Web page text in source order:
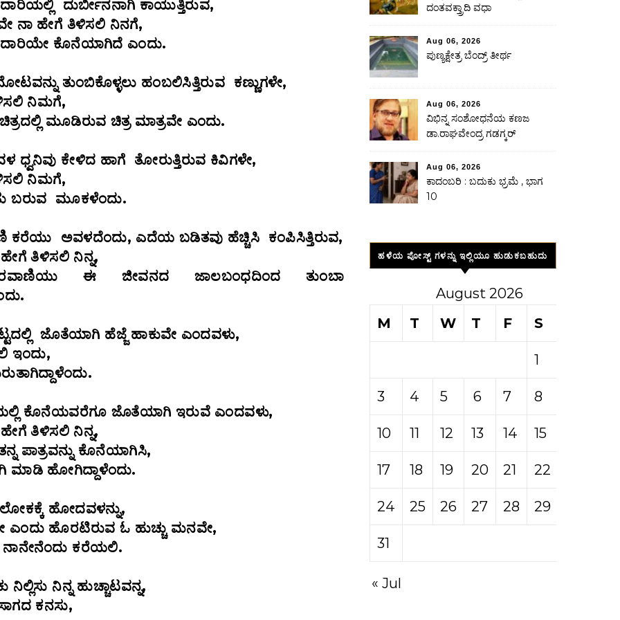
ದುರ್ಬೀನನಾಗಿ ಕಾಯುತ್ತಿರುವ,
ನಾ ಹೇಗೆ ತಿಳಿಸಲಿ ನಿನಗೆ,
ಕೊನೆಯಾಗಿದೆ ಎಂದು.
ತುಂಬಿಕೊಳ್ಳಲು ಹಂಬಲಿಸಿತ್ತಿರುವ ಕಣ್ಣುಗಳೇ,
ನಿಮಗೆ,
ಮೂಡಿರುವ ಚಿತ್ರ ಮಾತ್ರವೇ ಎಂದು.
ಧ್ವನಿವು ಕೇಳಿದ ಹಾಗೆ ತೋರುತ್ತಿರುವ ಕಿವಿಗಳೇ,
ನಿಮಗೆ,
ಬರುವ ಮೂಕಳೆಂದು.
ಕರೆಯು ಅವಳದೆಂದು, ಎದೆಯ ಬಡಿತವು ಹೆಚ್ಚಿಸಿ ಕಂಪಿಸಿತ್ತಿರುವ,
ತಿಳಿಸಲಿ ನಿನ್ನ,
ಈ ಜೀವನದ ಜಾಲಬಂಧದಿಂದ ತುಂಬಾ
ಜೊತೆಯಾಗಿ ಹೆಜ್ಜೆ ಹಾಕುವೇ ಎಂದವಳು,
ಇಂದು,
ಕೊನೆಯವರೆಗೂ ಜೊತೆಯಾಗಿ ಇರುವೆ ಎಂದವಳು,
ತಿಳಿಸಲಿ ನಿನ್ನ,
ಪಾತ್ರವನ್ನು ಕೊನೆಯಾಗಿಸಿ,
ಮಾಡಿ ಹೋಗಿದ್ದಾಳೆಂದು.
ಹೋದವಳನ್ನು,
ಎಂದು ಹೊರಟಿರುವ ಓ ಹುಚ್ಚು ಮನವೇ,
ನಾನೇನೆಂದು ಕರೆಯಲಿ.
ನಿನ್ನ ಹುಚ್ಚಾಟವನ್ನ,
ಕನಸು,
ದಂತವಕ್ತ್ರಾದಿ ವಧಾ
Aug 06, 2026
ಪುಣ್ಯಕ್ಷೇತ್ರ ಬೆಂದ್ರ್ ತೀರ್ಥ
Aug 06, 2026
ವಿಭಿನ್ನ ಸಂಶೋಧನೆಯ ಕಣಜ
ಡಾ.ರಾಘವೇಂದ್ರ ಗಡಗ್ಕರ್
Aug 06, 2026
ಕಾದಂಬರಿ : ಬದುಕು ಭ್ರಮೆ , ಭಾಗ
10
ಹಳೆಯ ಪೋಸ್ಟ್ ಗಳನ್ನು ಇಲ್ಲಿಯೂ ಹುಡುಕಬಹುದು
August 2026
M
T W T F S
1
3 4 5 6 7 8
10 11 12 13 14 15
17 18 19 20 21 22
24 25 26 27 28 29
31
« Jul